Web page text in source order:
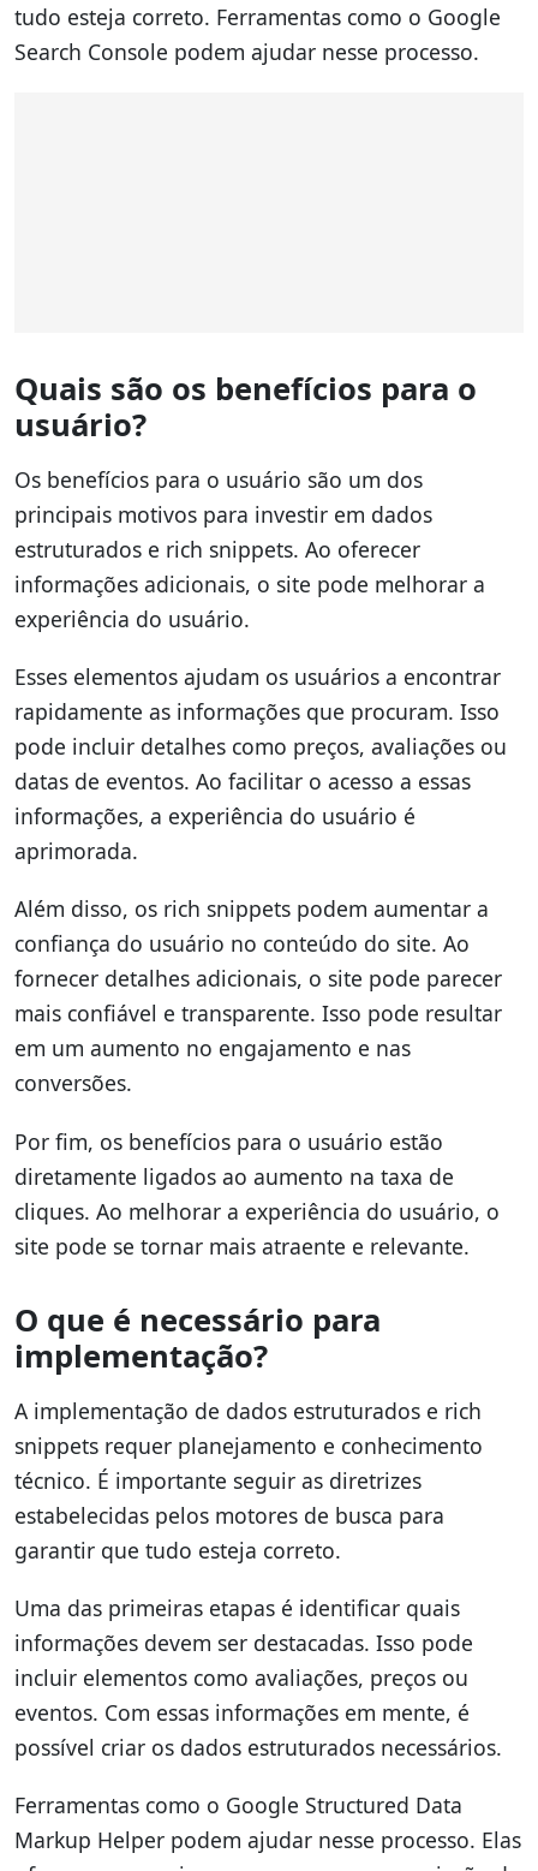
tudo esteja correto. Ferramentas como o Google
Search Console podem ajudar nesse processo.
Quais são os benefícios para o
usuário?
Os benefícios para o usuário são um dos
principais motivos para investir em dados
estruturados e rich snippets. Ao oferecer
informações adicionais, o site pode melhorar a
experiência do usuário.
Esses elementos ajudam os usuários a encontrar
rapidamente as informações que procuram. Isso
pode incluir detalhes como preços, avaliações ou
datas de eventos. Ao facilitar o acesso a essas
informações, a experiência do usuário é
aprimorada.
Além disso, os rich snippets podem aumentar a
confiança do usuário no conteúdo do site. Ao
fornecer detalhes adicionais, o site pode parecer
mais confiável e transparente. Isso pode resultar
em um aumento no engajamento e nas
conversões.
Por fim, os benefícios para o usuário estão
diretamente ligados ao aumento na taxa de
cliques. Ao melhorar a experiência do usuário, o
site pode se tornar mais atraente e relevante.
O que é necessário para
implementação?
A implementação de dados estruturados e rich
snippets requer planejamento e conhecimento
técnico. É importante seguir as diretrizes
estabelecidas pelos motores de busca para
garantir que tudo esteja correto.
Uma das primeiras etapas é identificar quais
informações devem ser destacadas. Isso pode
incluir elementos como avaliações, preços ou
eventos. Com essas informações em mente, é
possível criar os dados estruturados necessários.
Ferramentas como o Google Structured Data
Markup Helper podem ajudar nesse processo. Elas